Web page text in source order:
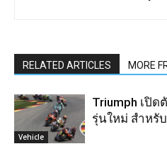
RELATED ARTICLES MORE
Vehicle
Triumph เปิด
รุ่นใหม่ สำหรั